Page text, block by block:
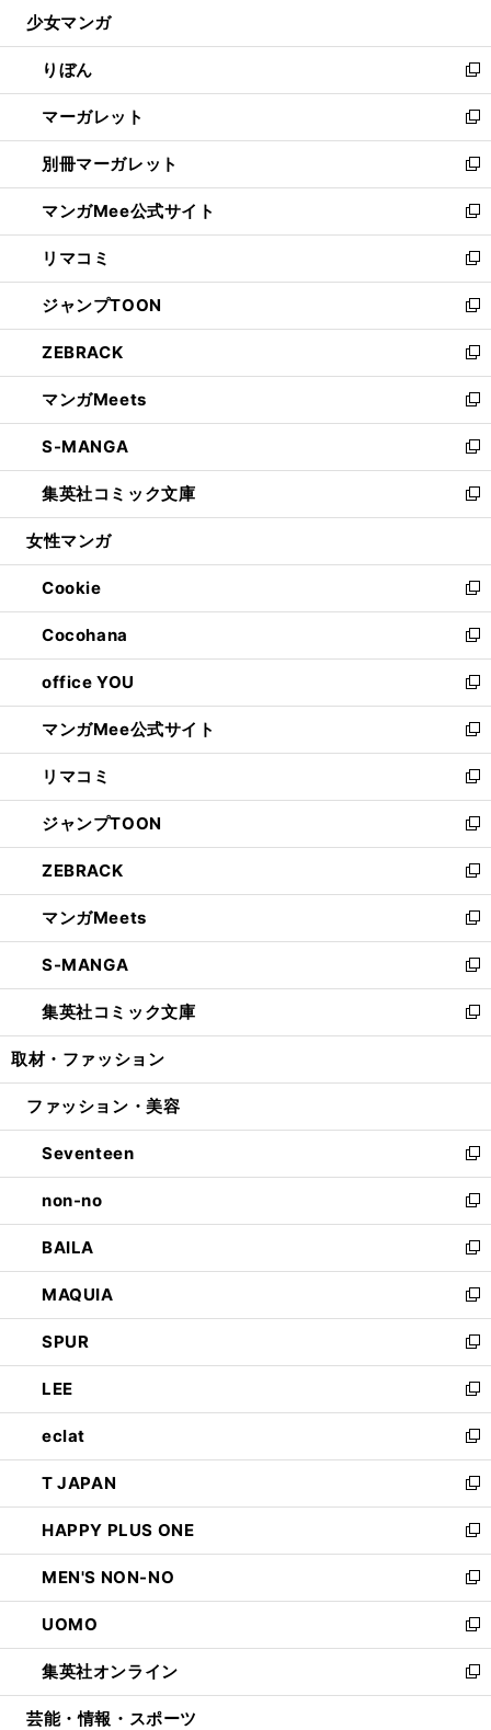
開
く
ウ
で
開
く
ン
ド
ウ
で
開
く
ウ
ィ
ン
ド
ウ
で
開
く
少女マンガ
りぼん
新
し
い
ウ
ィ
ン
ド
ウ
で
開
く
マーガレット
新
し
い
ウ
ィ
ン
ド
ウ
で
開
く
別冊マーガレット
新
し
い
ウ
ィ
ン
ド
ウ
で
開
く
マンガMee公式サイト
新
し
い
ウ
ィ
ン
ド
ウ
で
開
く
リマコミ
新
し
い
ウ
ィ
ン
ド
ウ
で
開
く
ジャンプTOON
新
し
い
ウ
ィ
ン
ド
ウ
で
開
ZEBRACK
新
し
い
ウ
ィ
ン
ド
ウ
開
く
マンガMeets
新
し
い
ウ
ィ
ン
ウ
で
開
く
S-MANGA
新
し
い
ウ
ン
ド
ウ
で
開
く
集英社コミック文庫
新
し
ウ
ィ
ン
ド
ウ
で
開
く
女性マンガ
Cookie
新
し
い
ウ
ィ
ン
ド
ウ
で
開
く
Cocohana
新
し
い
ウ
ィ
ン
ド
ウ
で
開
く
office YOU
新
し
い
ウ
ィ
ン
ド
ウ
で
開
く
マンガMee公式サイト
新
し
い
ウ
ィ
ン
ド
ウ
で
開
く
リマコミ
新
し
い
ウ
ィ
ン
ド
ウ
で
開
く
ジャンプTOON
新
し
い
ウ
ィ
ン
ド
ウ
で
開
ZEBRACK
新
し
い
ウ
ィ
ン
ド
ウ
開
マンガMeets
新
し
い
ウ
ィ
ン
ウ
開
く
S-MANGA
新
し
い
ウ
ン
ウ
で
開
く
集英社コミック文庫
新
し
ウ
ン
ド
ウ
で
開
く
取材・ファッション
ファッション・美容
Seventeen
新
し
い
ウ
ィ
ン
ド
ウ
で
開
く
non-no
新
し
い
ウ
ィ
ン
ド
ウ
で
開
く
BAILA
新
し
い
ウ
ィ
ン
ド
ウ
で
開
く
MAQUIA
新
し
い
ウ
ィ
ン
ド
ウ
で
開
く
SPUR
新
し
い
ウ
ィ
ン
ド
ウ
で
開
く
LEE
新
し
い
ウ
ィ
ン
ド
ウ
で
開
く
eclat
新
し
い
ウ
ィ
ン
ド
ウ
で
開
く
T JAPAN
新
し
い
ウ
ィ
ン
ド
ウ
で
開
HAPPY PLUS ONE
新
し
い
ウ
ィ
ン
ド
ウ
MEN'S NON-NO
新
し
い
ウ
ィ
ン
UOMO
新
し
い
ウ
集英社オンライン
新
し
芸能・情報・スポーツ